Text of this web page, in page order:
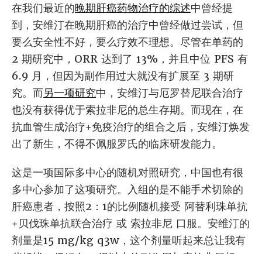
在我们最近的晚期肝癌药物治疗的综述中曾经提
到，安维汀在晚期肝癌的治疗中曾经做过尝试，但
要么安全性不好，要么疗效不理想。尽管在单药的
2 期研究中，ORR 达到了 13%，并且中位 PFS 有
6.9 月，但因为副作用过大就没有扩展至 3 期研
究。而另一项研究中，安维汀与厄罗替尼联合治疗
也没有获得优于索拉非尼的总生存期。而现在，在
抗血管生成治疗+免疫治疗的组合之后，安维汀焕发
出了新生，不得不佩服罗氏的临床研发能力。
这是一项国际多中心的随机对照研究，中国也有很
多中心参加了这项研究。入组的是不能手术切除的
肝癌患者，按照2：1的比例随机接受 阿替利珠单抗
+贝伐珠单抗联合治疗 或 索拉非尼 口服。安维汀的
剂量是15 mg/kg q3w，这个剂量听起来总让我有